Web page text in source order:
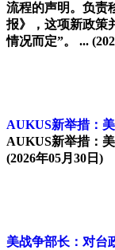
流程的声明。负责
报》，这项新政策
情况而定”。 ...
AUKUS新举措：
AUKUS新举措：
(2026年05月30日)
美战争部长：对台